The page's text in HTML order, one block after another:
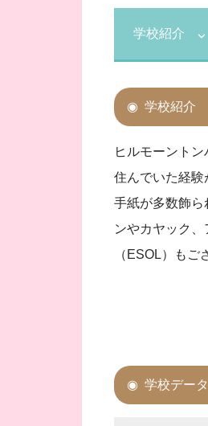
学校紹介
学校紹介
ヒルモーント
住んでいた経
手紙が多数飾
ンやカヤック
（ESOL）も
学校データ